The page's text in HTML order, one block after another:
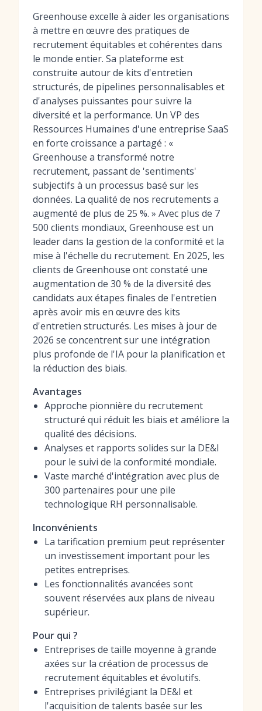
Greenhouse excelle à aider les organisations
à mettre en œuvre des pratiques de
recrutement équitables et cohérentes dans
le monde entier. Sa plateforme est
construite autour de kits d'entretien
structurés, de pipelines personnalisables et
d'analyses puissantes pour suivre la
diversité et la performance. Un VP des
Ressources Humaines d'une entreprise SaaS
en forte croissance a partagé : «
Greenhouse a transformé notre
recrutement, passant de 'sentiments'
subjectifs à un processus basé sur les
données. La qualité de nos recrutements a
augmenté de plus de 25 %. » Avec plus de 7
500 clients mondiaux, Greenhouse est un
leader dans la gestion de la conformité et la
mise à l'échelle du recrutement. En 2025, les
clients de Greenhouse ont constaté une
augmentation de 30 % de la diversité des
candidats aux étapes finales de l'entretien
après avoir mis en œuvre des kits
d'entretien structurés. Les mises à jour de
2026 se concentrent sur une intégration
plus profonde de l'IA pour la planification et
la réduction des biais.
Avantages
Approche pionnière du recrutement
structuré qui réduit les biais et améliore la
qualité des décisions.
Analyses et rapports solides sur la DE&I
pour le suivi de la conformité mondiale.
Vaste marché d'intégration avec plus de
300 partenaires pour une pile
technologique RH personnalisable.
Inconvénients
La tarification premium peut représenter
un investissement important pour les
petites entreprises.
Les fonctionnalités avancées sont
souvent réservées aux plans de niveau
supérieur.
Pour qui ?
Entreprises de taille moyenne à grande
axées sur la création de processus de
recrutement équitables et évolutifs.
Entreprises privilégiant la DE&I et
l'acquisition de talents basée sur les